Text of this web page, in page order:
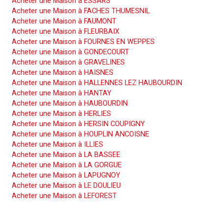
Acheter une Maison à FACHES THUMESNIL
Acheter une Maison à FAUMONT
Acheter une Maison à FLEURBAIX
Acheter une Maison à FOURNES EN WEPPES
Acheter une Maison à GONDECOURT
Acheter une Maison à GRAVELINES
Acheter une Maison à HAISNES
Acheter une Maison à HALLENNES LEZ HAUBOURDIN
Acheter une Maison à HANTAY
Acheter une Maison à HAUBOURDIN
Acheter une Maison à HERLIES
Acheter une Maison à HERSIN COUPIGNY
Acheter une Maison à HOUPLIN ANCOISNE
Acheter une Maison à ILLIES
Acheter une Maison à LA BASSEE
Acheter une Maison à LA GORGUE
Acheter une Maison à LAPUGNOY
Acheter une Maison à LE DOULIEU
Acheter une Maison à LEFOREST